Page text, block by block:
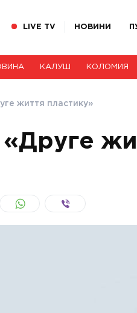
LIVE TV НОВИНИ
КАЛУШ КОЛОМИЯ
життя пластику»